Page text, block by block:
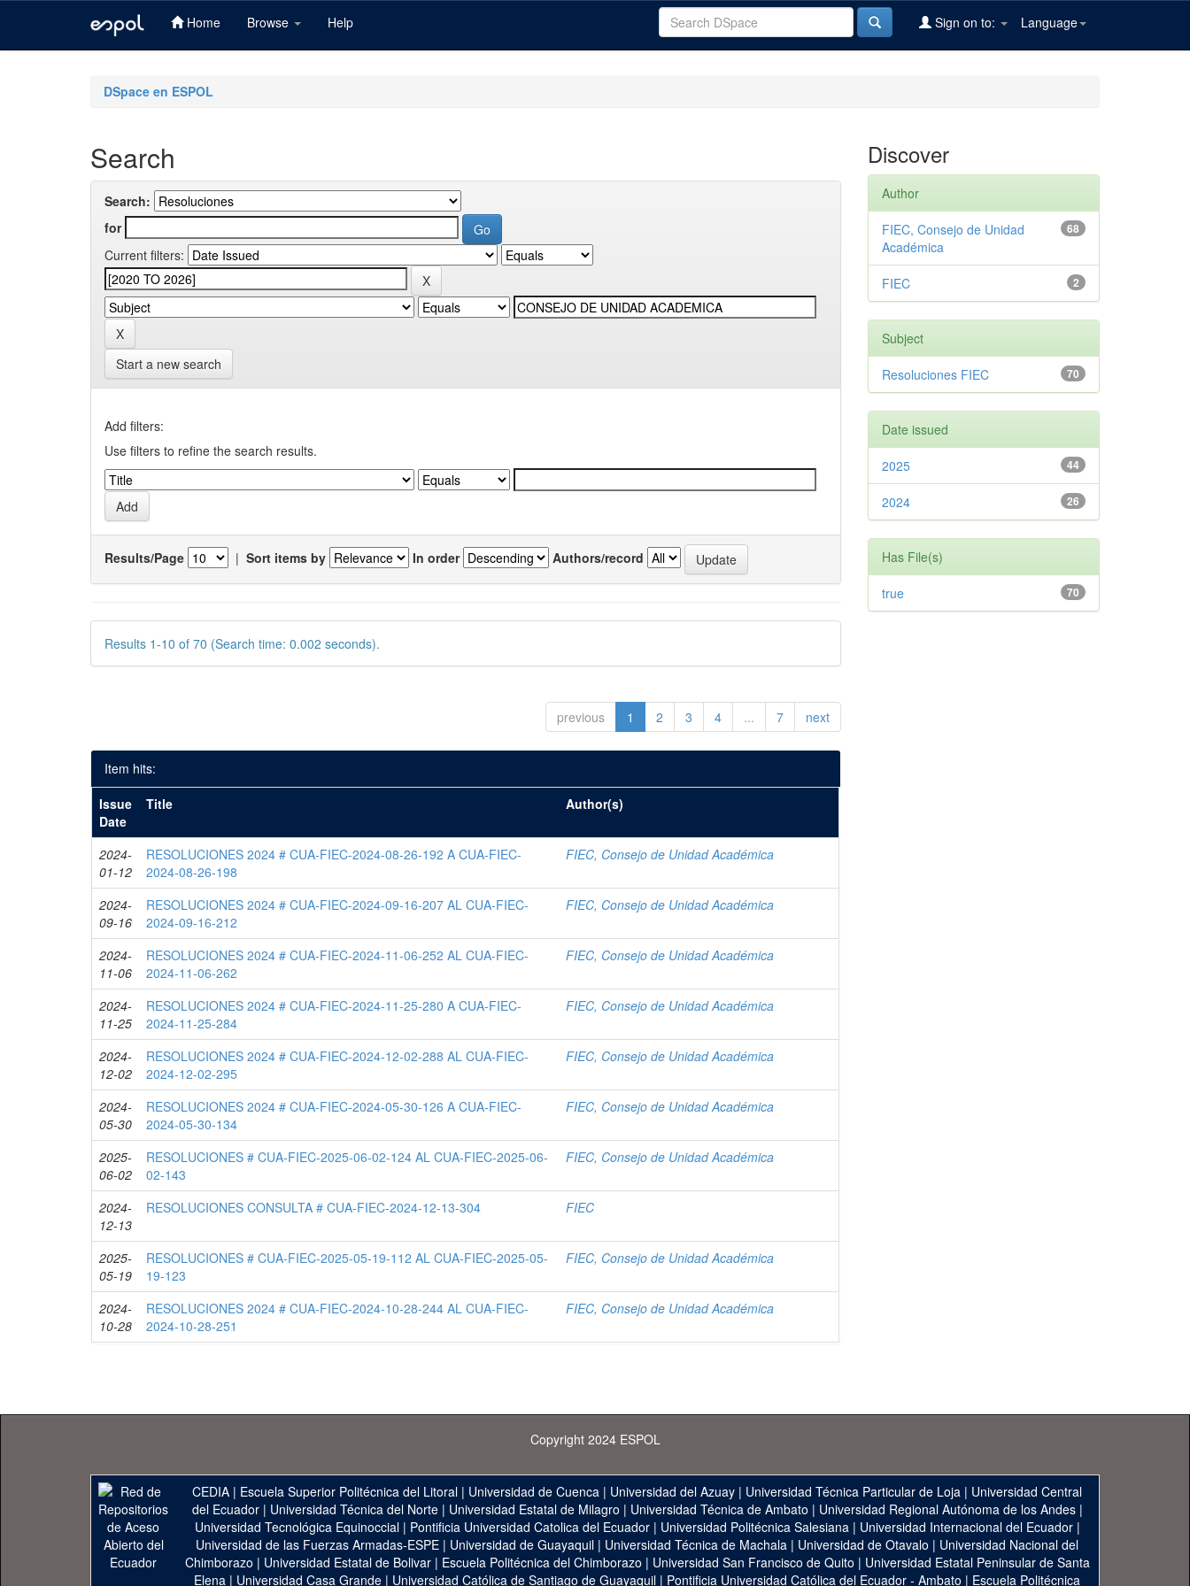
Home Browse Help Language
Sign on to:
DSpace en ESPOL
Search
Search:
for
Current filters:
Start a new search
Add filters:
Use filters to refine the search results.
Results/Page | Sort items by In order Authors/record
Results 1-10 of 70 (Search time: 0.002 seconds).
previous 1 2 3 4 ... 7 next
Item hits:
Issue
Date
Title Author(s)
2024-
01-12
RESOLUCIONES 2024 # CUA-FIEC-2024-08-26-192 A CUA-FIEC-
2024-08-26-198
FIEC, Consejo de Unidad Académica
2024-
09-16
RESOLUCIONES 2024 # CUA-FIEC-2024-09-16-207 AL CUA-FIEC-
2024-09-16-212
FIEC, Consejo de Unidad Académica
2024-
11-06
RESOLUCIONES 2024 # CUA-FIEC-2024-11-06-252 AL CUA-FIEC-
2024-11-06-262
FIEC, Consejo de Unidad Académica
2024-
11-25
RESOLUCIONES 2024 # CUA-FIEC-2024-11-25-280 A CUA-FIEC-
2024-11-25-284
FIEC, Consejo de Unidad Académica
2024-
12-02
RESOLUCIONES 2024 # CUA-FIEC-2024-12-02-288 AL CUA-FIEC-
2024-12-02-295
FIEC, Consejo de Unidad Académica
2024-
05-30
RESOLUCIONES 2024 # CUA-FIEC-2024-05-30-126 A CUA-FIEC-
2024-05-30-134
FIEC, Consejo de Unidad Académica
2025-
06-02
RESOLUCIONES # CUA-FIEC-2025-06-02-124 AL CUA-FIEC-2025-06-
02-143
FIEC, Consejo de Unidad Académica
2024-
12-13
RESOLUCIONES CONSULTA # CUA-FIEC-2024-12-13-304 FIEC
2025-
05-19
RESOLUCIONES # CUA-FIEC-2025-05-19-112 AL CUA-FIEC-2025-05-
19-123
FIEC, Consejo de Unidad Académica
2024-
10-28
RESOLUCIONES 2024 # CUA-FIEC-2024-10-28-244 AL CUA-FIEC-
2024-10-28-251
FIEC, Consejo de Unidad Académica
Discover
Author
68
FIEC, Consejo de Unidad
Académica
2
FIEC
Subject
70
Resoluciones FIEC
Date issued
44
2025
26
2024
Has File(s)
70
true
Copyright 2024 ESPOL
CEDIA | Escuela Superior Politécnica del Litoral | Universidad de Cuenca | Universidad del Azuay | Universidad Técnica Particular de Loja | Universidad Central
del Ecuador| Universidad Técnica del Norte| Universidad Estatal de Milagro | Universidad Técnica de Ambato | Universidad Regional Autónoma de los Andes|
Universidad Tecnológica Equinoccial| Pontificia Universidad Catolica del Ecuador| Universidad Politécnica Salesiana| Universidad Internacional del Ecuador|
Universidad de las Fuerzas Armadas-ESPE | Universidad de Guayaquil | Universidad Técnica de Machala | Universidad de Otavalo | Universidad Nacional del
Chimborazo | Universidad Estatal de Bolivar| Escuela Politécnica del Chimborazo | Universidad San Francisco de Quito | Universidad Estatal Peninsular de Santa
Elena | Universidad Casa Grande | Universidad Católica de Santiago de Guayaquil | Pontificia Universidad Católica del Ecuador - Ambato | Escuela Politécnica